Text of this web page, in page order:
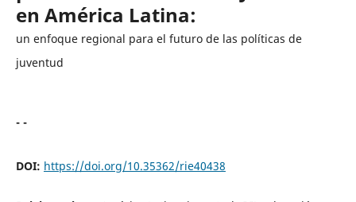
en América Latina:
un enfoque regional para el futuro de las políticas de
juventud
- -
DOI: https://doi.org/10.35362/rie40438